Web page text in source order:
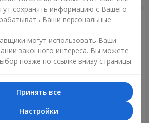
Букет "Мы и лето"
сохранять информацию с Вашего
Ваши персональные
могут использовать Ваши
законного интереса. Вы можете
позже по ссылке внизу страницы.
Принять все
Настройки